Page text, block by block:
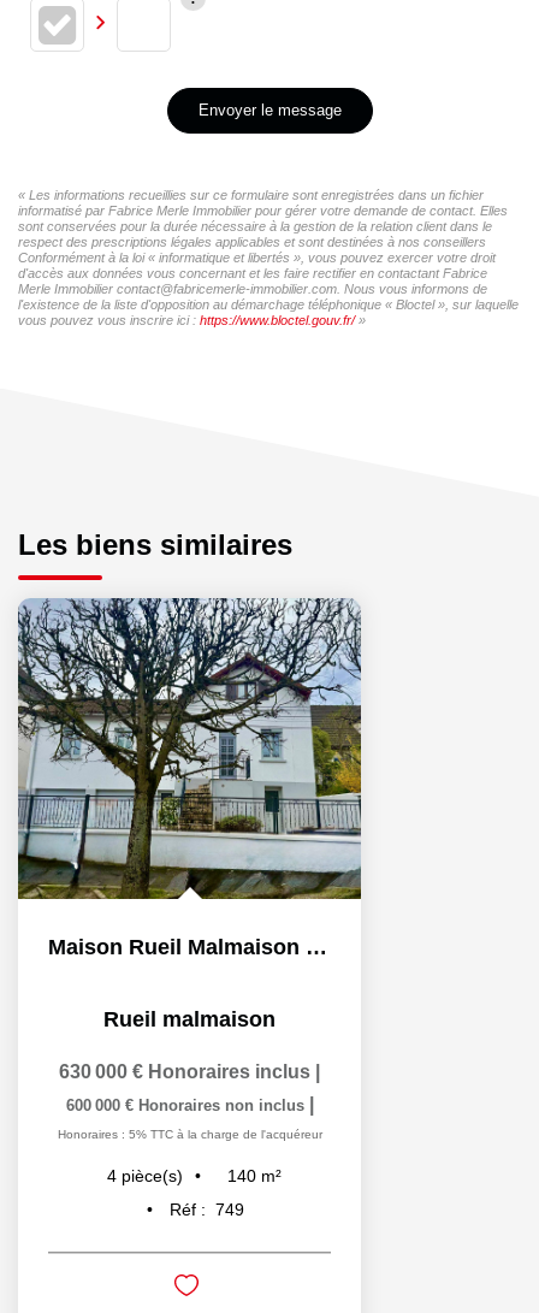
Envoyer le message
« Les informations recueillies sur ce formulaire sont enregistrées dans un fichier
informatisé par Fabrice Merle Immobilier pour gérer votre demande de contact. Elles
sont conservées pour la durée nécessaire à la gestion de la relation client dans le
respect des prescriptions légales applicables et sont destinées à nos conseillers
Conformément à la loi « informatique et libertés », vous pouvez exercer votre droit
d'accès aux données vous concernant et les faire rectifier en contactant Fabrice
Merle Immobilier contact@fabricemerle-immobilier.com. Nous vous informons de
l'existence de la liste d'opposition au démarchage téléphonique « Bloctel », sur laquelle
vous pouvez vous inscrire ici : https://www.bloctel.gouv.fr/»
Les biens similaires
Maison Rueil Malmaison 4 pièce(s) 140 m2
Rueil malmaison
630 000 € Honoraires inclus
600 000 € Honoraires non inclus
Honoraires : 5% TTC à la charge de l'acquéreur
4 pièce(s) 140 m²
Réf : 749